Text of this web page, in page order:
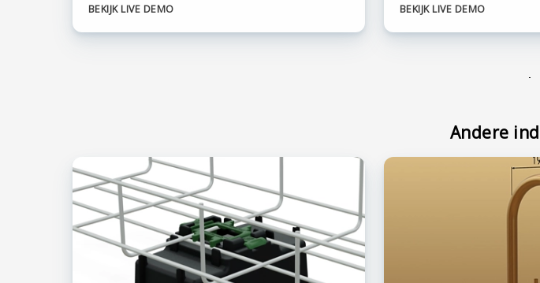
BEKIJK LIVE DEMO BEKIJK LIVE DEMO
Andere